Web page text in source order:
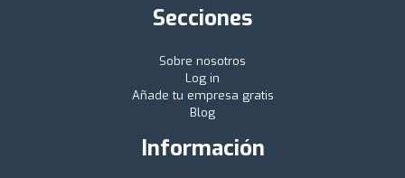
Secciones
Sobre nosotros
Log in
Añade tu empresa gratis
Blog
Información